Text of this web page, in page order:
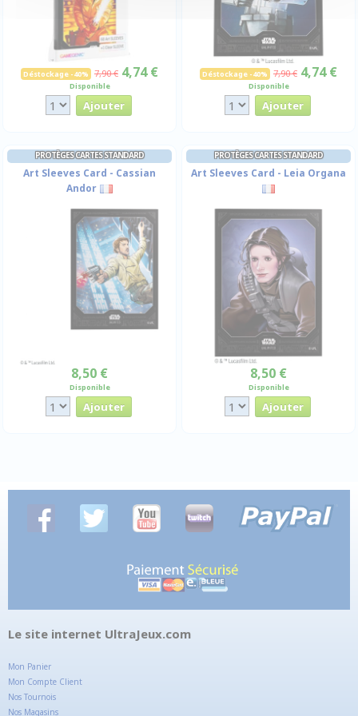
Déstockage -40% 7,90 € 4,74 €
Disponible
Déstockage -40% 7,90 € 4,74 €
Disponible
PROTÈGES CARTES STANDARD
Art Sleeves Card - Cassian
Andor
8,50 €
Disponible
PROTÈGES CARTES STANDARD
Art Sleeves Card - Leia Organa
8,50 €
Disponible
Le site internet UltraJeux.com
Mon Panier
Mon Compte Client
Nos Tournois
Nos Magasins